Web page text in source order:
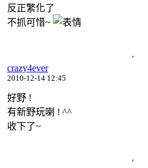
反正繁化了
不抓可惜~
crazy4ever
2010-12-14 12:45
好野 !
有新野玩喇 ! ^^
收下了~